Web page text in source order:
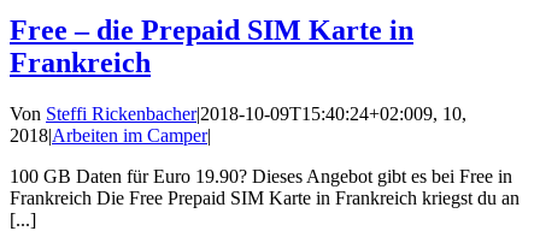
Free – die Prepaid SIM Karte in
Frankreich
Von Steffi Rickenbacher|2018-10-09T15:40:24+02:009, 10,
2018|Arbeiten im Camper|
100 GB Daten für Euro 19.90? Dieses Angebot gibt es bei Free in
Frankreich Die Free Prepaid SIM Karte in Frankreich kriegst du an
[...]